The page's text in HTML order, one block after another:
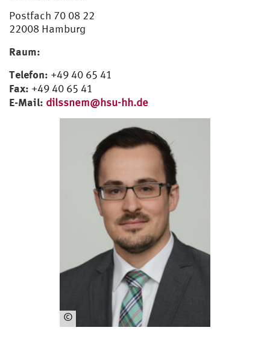
Postfach 70 08 22
22008 Hamburg
Raum:
Telefon: +49 40 65 41
Fax: +49 40 65 41
E-Mail: dilssnem@hsu-hh.de
©
Sc